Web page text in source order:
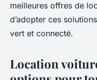
meilleures offres de
d’adopter ces
vert et connecté.
Location